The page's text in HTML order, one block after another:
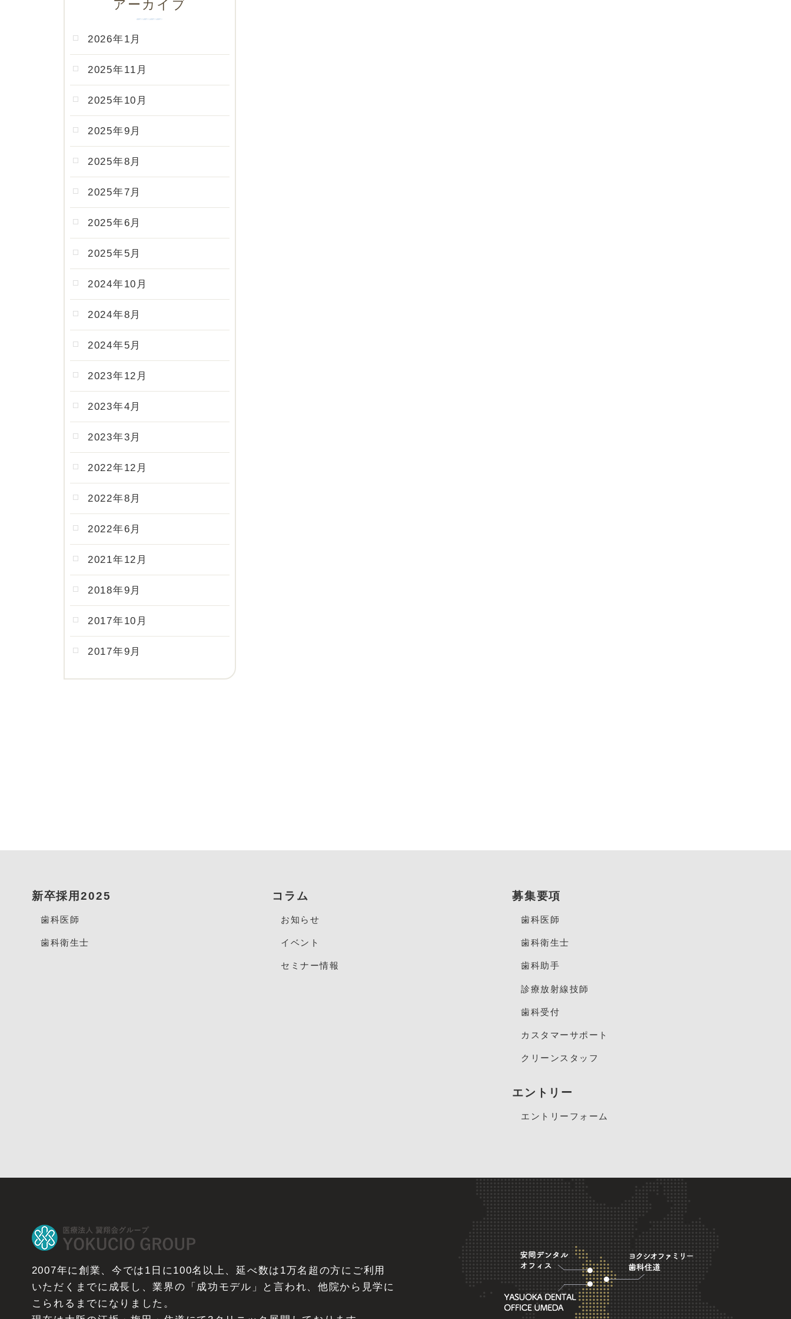
アーカイブ
2026年1月
2025年11月
2025年10月
2025年9月
2025年8月
2025年7月
2025年6月
2025年5月
2024年10月
2024年8月
2024年5月
2023年12月
2023年4月
2023年3月
2022年12月
2022年8月
2022年6月
2021年12月
2018年9月
2017年10月
2017年9月
新卒採用2025
歯科医師
歯科衛生士
コラム
お知らせ
イベント
セミナー情報
募集要項
歯科医師
歯科衛生士
歯科助手
診療放射線技師
歯科受付
カスタマーサポート
クリーンスタッフ
エントリー
エントリーフォーム
2007年に創業、今では1日に100名以上、延べ数は1万名超の方にご利用
いただくまでに成長し、業界の「成功モデル」と言われ、他院から見学に
こられるまでになりました。